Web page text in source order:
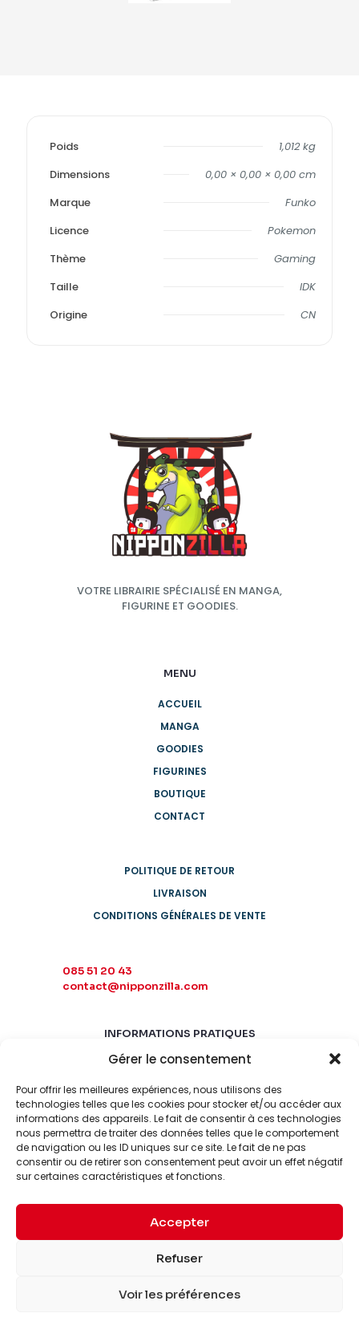
Gérer le consentement
Pour offrir les meilleures expériences, nous utilisons des
technologies telles que les cookies pour stocker et/ou accéder aux
informations des appareils. Le fait de consentir à ces technologies
nous permettra de traiter des données telles que le comportement
de navigation ou les ID uniques sur ce site. Le fait de ne pas
consentir ou de retirer son consentement peut avoir un effet négatif
sur certaines caractéristiques et fonctions.
Accepter
Refuser
Voir les préférences
Poids
1,012 kg
Dimensions
0,00 × 0,00 × 0,00 cm
Marque
Funko
Licence
Pokemon
Thème
Gaming
Taille
IDK
Origine
CN
VOTRE LIBRAIRIE SPÉCIALISÉ EN MANGA,
FIGURINE ET GOODIES.
MENU
ACCUEIL
MANGA
GOODIES
FIGURINES
BOUTIQUE
CONTACT
POLITIQUE DE RETOUR
LIVRAISON
CONDITIONS GÉNÉRALES DE VENTE
085 51 20 43
contact@nipponzilla.com
INFORMATIONS PRATIQUES
MARDI-SAMEDI
LUNDI-DIMANCHE
FERMÉ
© 2026 Nipponzilla. Tous
Mentions